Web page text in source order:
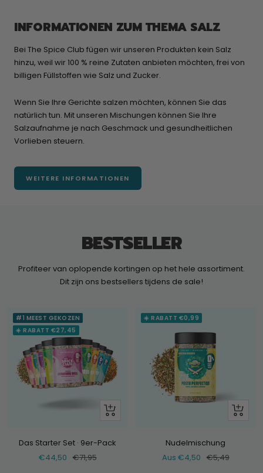
INFORMATIONEN ZUM THEMA SALZ
Bei The Spice Club fügen wir unseren Produkten kein Salz
hinzu, weil wir 100 % reine Zutaten anbieten möchten, frei von
billigen Füllstoffen wie Salz und Zucker.
Wenn Sie Ihre Gerichte salzen möchten, können Sie das
natürlich tun. Mit unseren Mischungen können Sie Ihre
Salzaufnahme je nach Geschmack und gesundheitlichen
Vorlieben steuern.
WEITERE INFORMATIONEN
BESTSELLER
Profiteer van oplopende kortingen op het hele assortiment.
Dit zijn ons bestsellers tijdens de sale!
#1 MEEST GEKOZEN
☀️ RABATT €27,45
+
Das Starter Set · 9er-Pack
Verkaufspreis
€44,50 Normaler
€71,95
☀️ RABATT €0,99
Schau
Nudelmischung
Verkaufspreis
Aus €4,50 Normaler
€5,49